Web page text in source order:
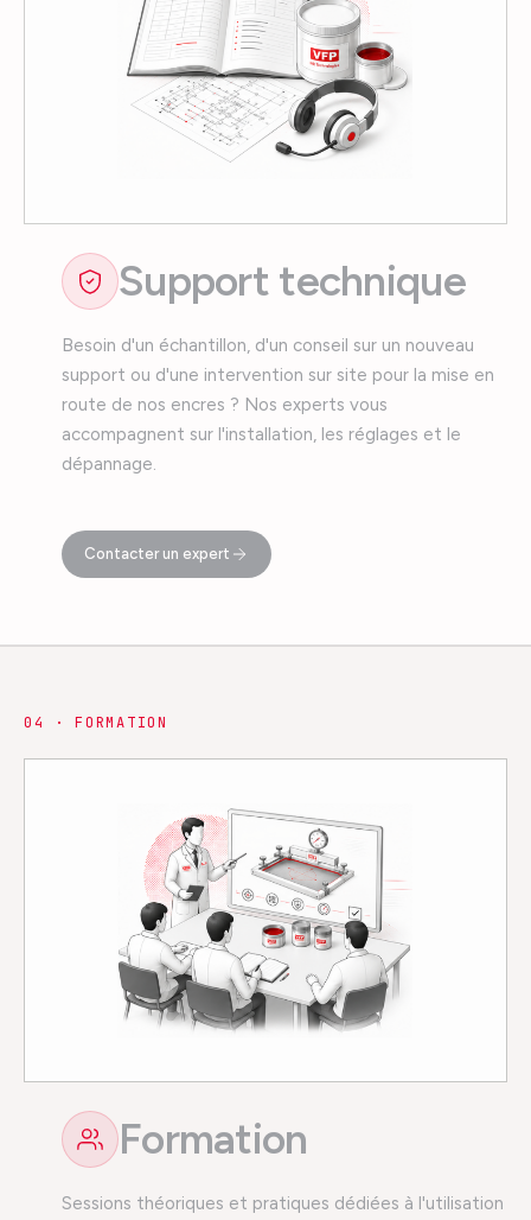
Support technique
Besoin d'un échantillon, d'un conseil sur un nouveau
support ou d'une intervention sur site pour la mise en
route de nos encres ? Nos experts vous
accompagnent sur l'installation, les réglages et le
dépannage.
Contacter un expert
04 ·FORMATION
Formation
Sessions théoriques et pratiques dédiées à l'utilisation